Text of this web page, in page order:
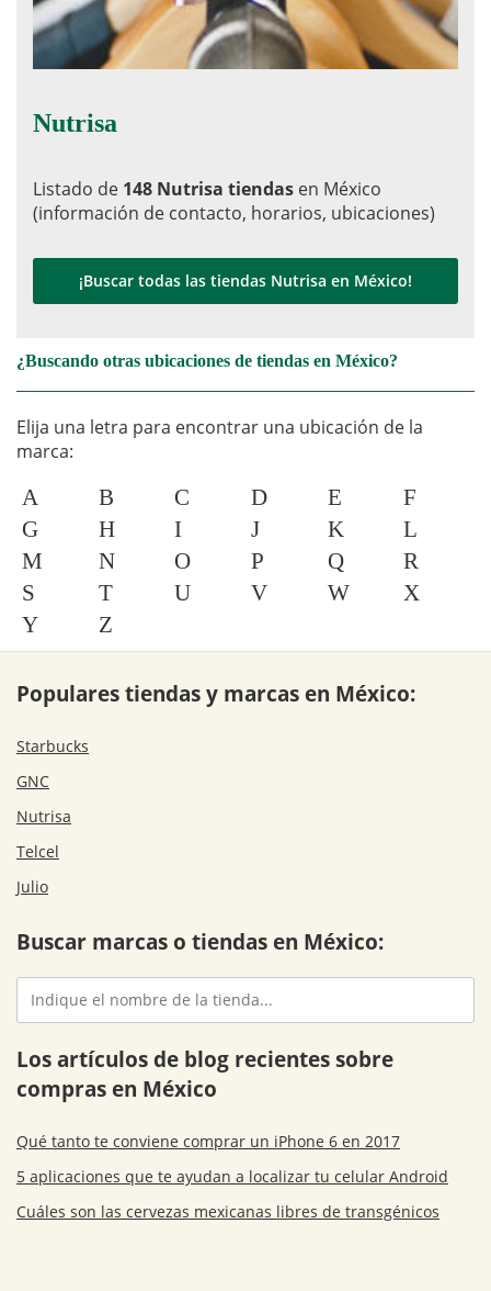
Nutrisa
Listado de 148 Nutrisa tiendas en México
(información de contacto, horarios, ubicaciones)
¡Buscar todas las tiendas Nutrisa en México!
¿Buscando otras ubicaciones de tiendas en México?
Elija una letra para encontrar una ubicación de la
marca:
A B C D E
F
G
H I J K
L
M
N O P Q
R
S
T U V W
X
Y
Z
Populares tiendas y marcas en México:
Starbucks
GNC
Nutrisa
Telcel
Julio
Buscar marcas o tiendas en México:
Los artículos de blog recientes sobre
compras en México
Qué tanto te conviene comprar un iPhone 6 en 2017
5 aplicaciones que te ayudan a localizar tu celular Android
Cuáles son las cervezas mexicanas libres de transgénicos